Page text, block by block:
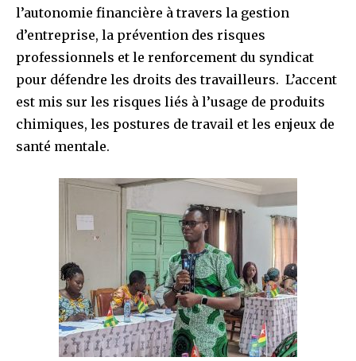
l’autonomie financière à travers la gestion
d’entreprise, la prévention des risques
professionnels et le renforcement du syndicat
pour défendre les droits des travailleurs. L’accent
est mis sur les risques liés à l’usage de produits
chimiques, les postures de travail et les enjeux de
santé mentale.